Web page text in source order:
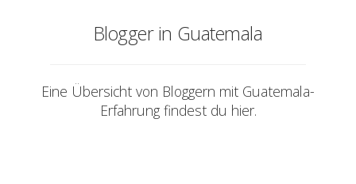
Blogger in Guatemala
Eine Übersicht von Bloggern mit Guatemala-
Erfahrung findest du hier.